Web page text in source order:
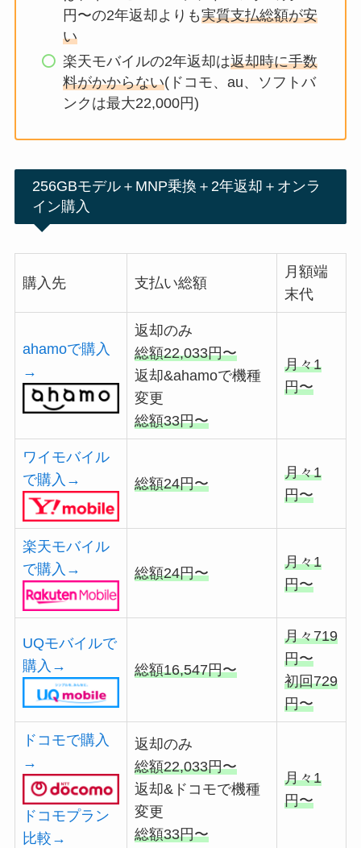
円〜の2年返却よりも実質支払総額が安
い
楽天モバイルの2年返却は返却時に手数
料がかからない(ドコモ、au、ソフトバ
ンクは最大22,000円)
256GBモデル＋MNP乗換＋2年返却＋オンラ
イン購入
購入先 支払い総額
月額端
末代
ahamoで購入
→
返却のみ
総額22,033円〜
返却&ahamoで機種
変更
総額33円〜
月々1
円〜
ワイモバイル
で購入→
総額24円〜
月々1
円〜
楽天モバイル
で購入→
総額24円〜
月々1
円〜
UQモバイルで
購入→
総額16,547円〜
月々719
円〜
初回729
円〜
ドコモで購入
→
ドコモプラン
比較→
返却のみ
総額22,033円〜
返却&ドコモで機種
変更
総額33円〜
月々1
円〜